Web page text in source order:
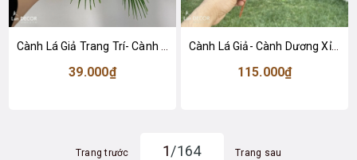
39.000₫
Cành Lá Giả- Cành Dương Xỉ Măng Giả Đẹp Tự Nhiên (54cm)- HC1463
115.000₫
Trang trước 1/164 Trang sau